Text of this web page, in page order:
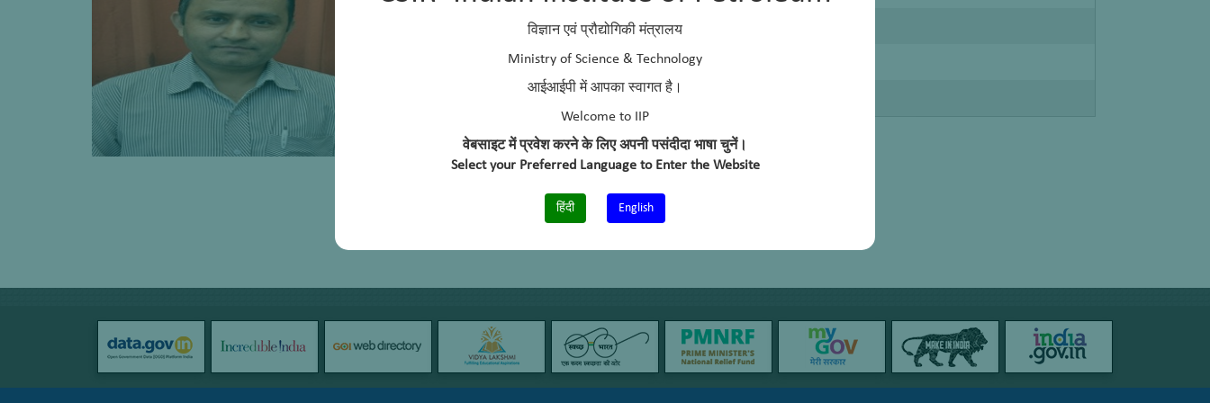
विज्ञान एवं प्रौद्योगिकी मंत्रालय
Ministry of Science & Technology
आईआईपी में आपका स्वागत है।
Welcome to IIP
वेबसाइट में प्रवेश करने के लिए अपनी पसंदीदा भाषा चुनें।
Select your Preferred Language to Enter the Website
हिंदी English
sundram@iip.res.in
+91 – 1352525802
+91 – 9997477783